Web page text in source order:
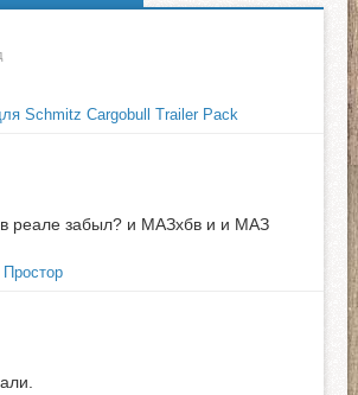
Schmitz Cargobull Trailer Pack
реале забыл? и МАЗхбв и и МАЗ